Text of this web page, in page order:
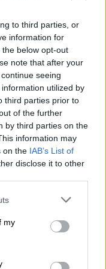
to third parties, or
information for
below opt-out
note that after your
seeing
utilized by
third parties prior to
of the further
by third parties on the
information may
on the IAB’s List of
disclose it to other
or more Google
You may click to
third-party tags to
in below Google
my
ο Χέις και
καλά, ήταν
πολύ
τετραμερή
«Horizon: An
στην μεγάλη
Warner Bros.
και πώς
Εμφυλίου
το κοινό σε
χώρας που